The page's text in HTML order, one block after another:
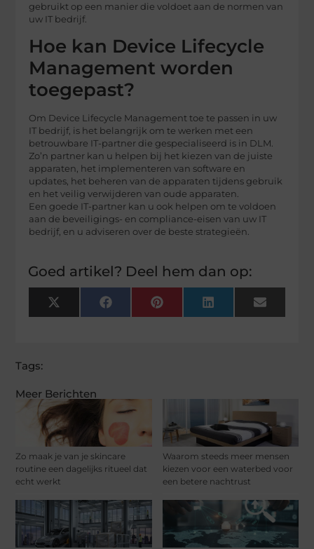
Meer Berichten
Zo maak je van je skincare
routine een dagelijks ritueel dat
echt werkt
Waarom steeds meer mensen
kiezen voor een waterbed voor
een betere nachtrust
gebruikt op een manier die voldoet aan de normen van
uw IT bedrijf.
Hoe kan Device Lifecycle
Management worden
toegepast?
Om Device Lifecycle Management toe te passen in uw
IT bedrijf, is het belangrijk om te werken met een
betrouwbare IT-partner die gespecialiseerd is in DLM.
Zo’n partner kan u helpen bij het kiezen van de juiste
apparaten, het implementeren van software en
updates, het beheren van de apparaten tijdens gebruik
en het veilig verwijderen van oude apparaten.
Een goede IT-partner kan u ook helpen om te voldoen
aan de beveiligings- en compliance-eisen van uw IT
bedrijf, en u adviseren over de beste strategieën.
Goed artikel? Deel hem dan op:
X
(Twitter)
FacebookPinterest LinkedIn Email
Tags: